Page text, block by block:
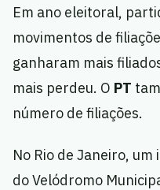
Em ano eleitoral,
movimentos de
ganharam mais
mais perdeu. O PT
número de filiações.
No Rio de Janeiro,
do Velódromo